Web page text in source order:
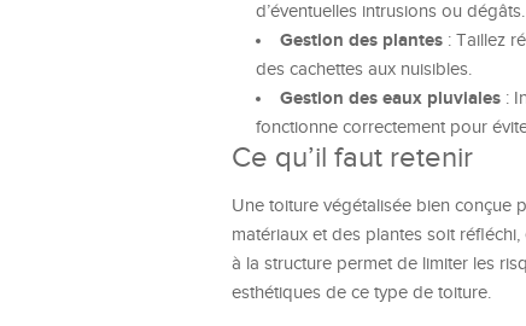
d’éventuelles intrusions ou dégâts.
Gestion des plantes : Taillez
des cachettes aux nuisibles.
Gestion des eaux pluviales :
fonctionne correctement pour
Ce qu’il faut retenir
Une toiture végétalisée bien conçue
matériaux et des plantes soit
à la structure permet de limiter les
esthétiques de ce type de toiture.